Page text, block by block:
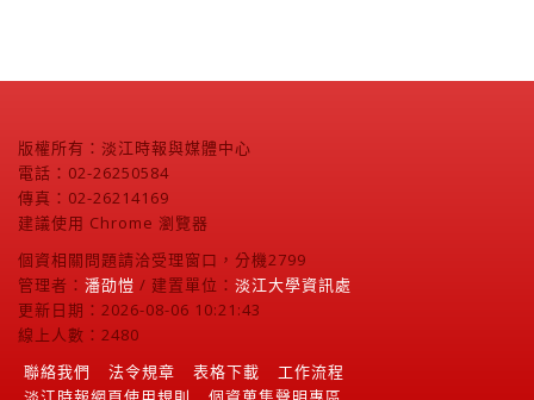
版權所有：淡江時報與媒體中心
電話：02-26250584
傳真：02-26214169
建議使用 Chrome 瀏覽器
個資相關問題請洽受理窗口，分機2799
管理者： 潘劭愷 / 建置單位： 淡江大學資訊處
更新日期：2026-08-06 10:21:43
線上人數：2480
聯絡我們
法令規章 表格下載
工作流程